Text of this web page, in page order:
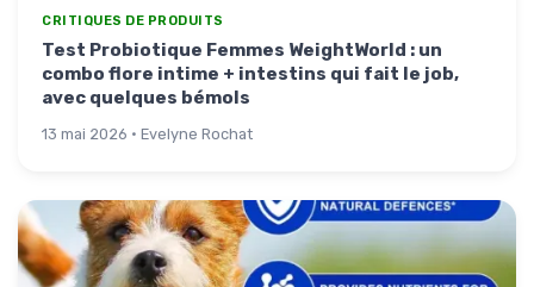
CRITIQUES DE PRODUITS
Test Probiotique Femmes WeightWorld : un
combo flore intime + intestins qui fait le job,
avec quelques bémols
13 mai 2026 · Evelyne Rochat